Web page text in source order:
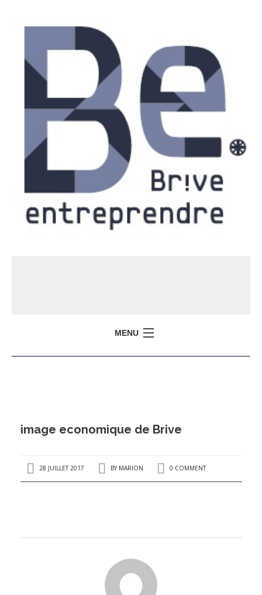
MENU
image economique de Brive
28 JUILLET 2017 BY MARION 0 COMMENT